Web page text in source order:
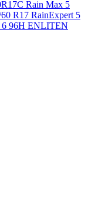
Rain Max 5
R17 RainExpert 5
96H ENLITEN